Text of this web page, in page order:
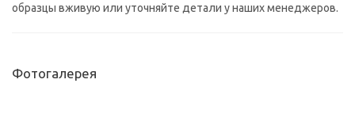
образцы вживую или уточняйте детали у наших менеджеров.
Фотогалерея